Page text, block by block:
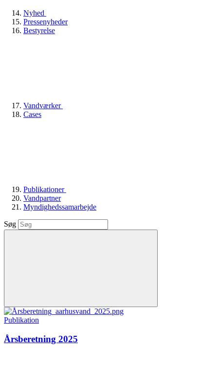
Nyhed
Pressenyheder
Bestyrelse
Vandværker
Cases
Publikationer
Vandpartner
Myndighedssamarbejde
Søg
Publikation
Årsberetning 2025